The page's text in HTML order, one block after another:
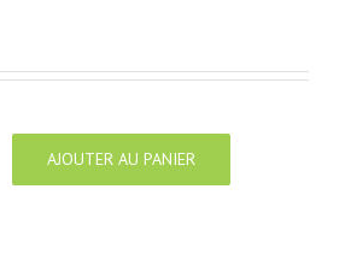
AJOUTER AU PANIER